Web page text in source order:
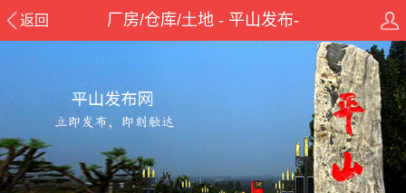
返回 厂房/仓库/土地 - 平山发布-